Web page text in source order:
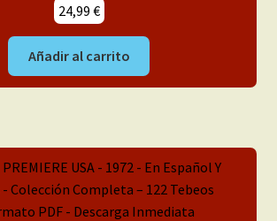
24,99 €
Añadir al carrito